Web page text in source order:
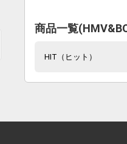
商品一覧
HIT（ヒット）